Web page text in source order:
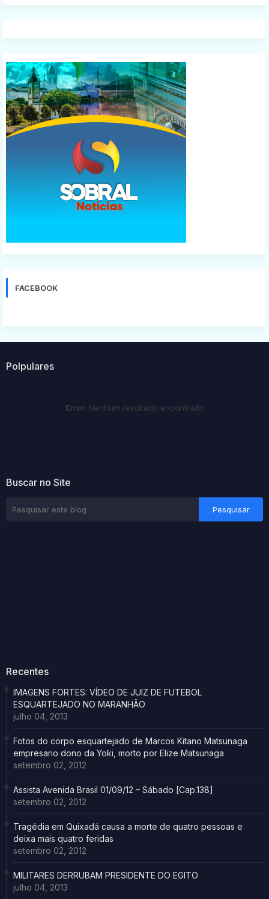
FACEBOOK
Polpulares
Error: Nenhum resultado encontrado
Buscar no Site
Recentes
IMAGENS FORTES: VÍDEO DE JUIZ DE FUTEBOL
ESQUARTEJADO NO MARANHÃO
julho 04, 2013
Fotos do corpo esquartejado de Marcos Kitano Matsunaga
empresario dono da Yoki, morto por Elize Matsunaga
setembro 02, 2012
Assista Avenida Brasil 01/09/12 – Sábado [Cap.138]
setembro 02, 2012
Tragédia em Quixadá causa a morte de quatro pessoas e
deixa mais quatro feridas
setembro 02, 2012
MILITARES DERRUBAM PRESIDENTE DO EGITO
julho 04, 2013